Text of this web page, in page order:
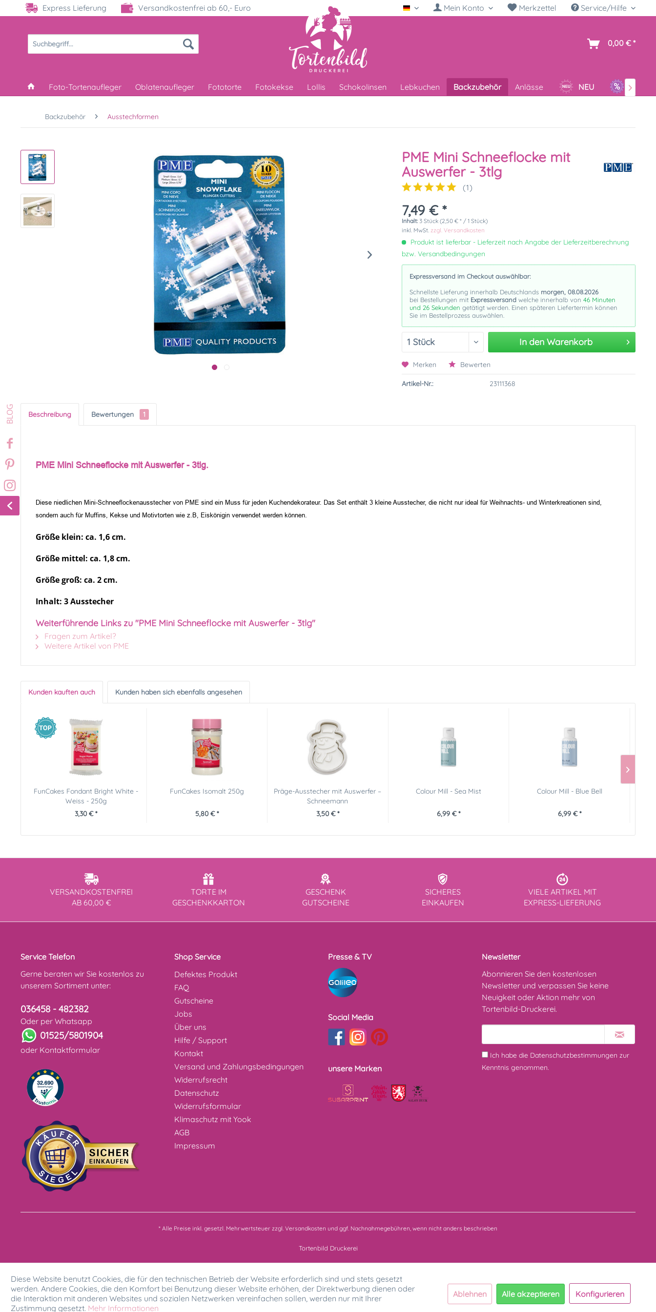
Express Lieferung Versandkostenfrei ab 60,- Euro Deutsch Mein Konto Merkzettel Service/Hilfe
0,00 € *
Foto-Tortenaufleger Oblatenaufleger Fototorte Fotokekse Lollis Schokolinsen Lebkuchen Backzubehör Anlässe NEU SALE

Backzubehör Ausstechformen
PME Mini Schneeflocke mit
Auswerfer - 3tlg
(1)
7,49 € *
Inhalt: 3 Stück (2,50 € * / 1 Stück)
inkl. MwSt.zzgl. Versandkosten
Produkt ist lieferbar - Lieferzeit nach Angabe der Lieferzeitberechnung
bzw. Versandbedingungen
Expressversand im Checkout auswählbar:
Schnellste Lieferung innerhalb Deutschlands morgen, 08.08.2026
bei Bestellungen mit Expressversand welche innerhalb von46 Minuten
und 25 Sekunden getätigt werden. Einen späteren Liefertermin können
Sie im Bestellprozess auswählen.
In den Warenkorb
Merken Bewerten
Artikel-Nr.: 23111368
Beschreibung Bewertungen 1
PME Mini Schneeflocke mit Auswerfer - 3tlg.
Diese niedlichen Mini-Schneeflockenausstecher von PME sind ein Muss für jeden Kuchendekorateur. Das Set enthält 3 kleine Ausstecher, die nicht nur ideal für Weihnachts- und Winterkreationen sind,
sondern auch für Muffins, Kekse und Motivtorten wie z.B, Eiskönigin verwendet werden können.
Größe klein: ca. 1,6 cm.
Größe mittel: ca. 1,8 cm.
Größe groß: ca. 2 cm.
Inhalt: 3 Ausstecher
Weiterführende Links zu "PME Mini Schneeflocke mit Auswerfer - 3tlg"
Fragen zum Artikel?
Weitere Artikel von PME
Kunden kauften auch Kunden haben sich ebenfalls angesehen
FunCakes Fondant Bright White -
Weiss - 250g
3,30 € *
FunCakes Isomalt 250g
5,80 € *
Präge-Ausstecher mit Auswerfer –
Schneemann
3,50 € *
Colour Mill - Sea Mist
6,99 € *
Colour Mill - Blue Bell
6,99 € *
VERSANDKOSTENFREI
AB 60,00 €
TORTE IM
GESCHENKKARTON
GESCHENK
GUTSCHEINE
SICHERES
EINKAUFEN
VIELE ARTIKEL MIT
EXPRESS-LIEFERUNG
Service Telefon
Gerne beraten wir Sie kostenlos zu
unserem Sortiment unter:
036458 - 482382
Oder per Whatsapp
01525/5801904
oder Kontaktformular
Shop Service
Defektes Produkt
FAQ
Gutscheine
Jobs
Über uns
Hilfe / Support
Kontakt
Versand und Zahlungsbedingungen
Widerrufsrecht
Datenschutz
Widerrufsformular
Klimaschutz mit Yook
AGB
Impressum
Presse & TV
Social Media
unsere Marken
Newsletter
Abonnieren Sie den kostenlosen
Newsletter und verpassen Sie keine
Neuigkeit oder Aktion mehr von
Tortenbild-Druckerei.
Ich habe die Datenschutzbestimmungen zur
Kenntnis genommen.
* Alle Preise inkl. gesetzl. Mehrwertsteuer zzgl. Versandkosten und ggf. Nachnahmegebühren, wenn nicht anders beschrieben
Tortenbild Druckerei
Diese Website benutzt Cookies, die für den technischen Betrieb der Website erforderlich sind und stets gesetzt
werden. Andere Cookies, die den Komfort bei Benutzung dieser Website erhöhen, der Direktwerbung dienen oder
die Interaktion mit anderen Websites und sozialen Netzwerken vereinfachen sollen, werden nur mit Ihrer
Zustimmung gesetzt. Mehr Informationen
Ablehnen Alle akzeptieren Konfigurieren